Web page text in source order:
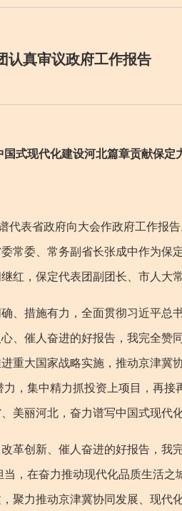
认真审议政府工作报告
式现代化建设河北篇章贡献保定
表省政府向大会作政府工作报告
常委、常务副省长张成中作为保
红，保定代表团副团长、市人大
措施有力，全面贯彻习近平总
、催人奋进的好报告，我完全赞
重大国家战略实施，推动京津冀
，集中精力抓投资上项目，再
美丽河北，奋力谱写中国式现代
创新、催人奋进的好报告，我
，在奋力推动现代化品质生活
聚力推动京津冀协同发展、现代